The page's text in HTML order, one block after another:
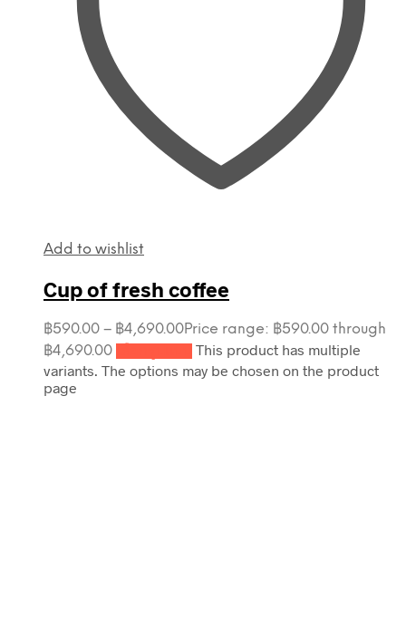
Add to wishlist
Cup of fresh coffee
฿590.00 – ฿4,690.00Price range: ฿590.00 through
฿4,690.00
This product has multiple
variants. The options may be chosen on the product
page